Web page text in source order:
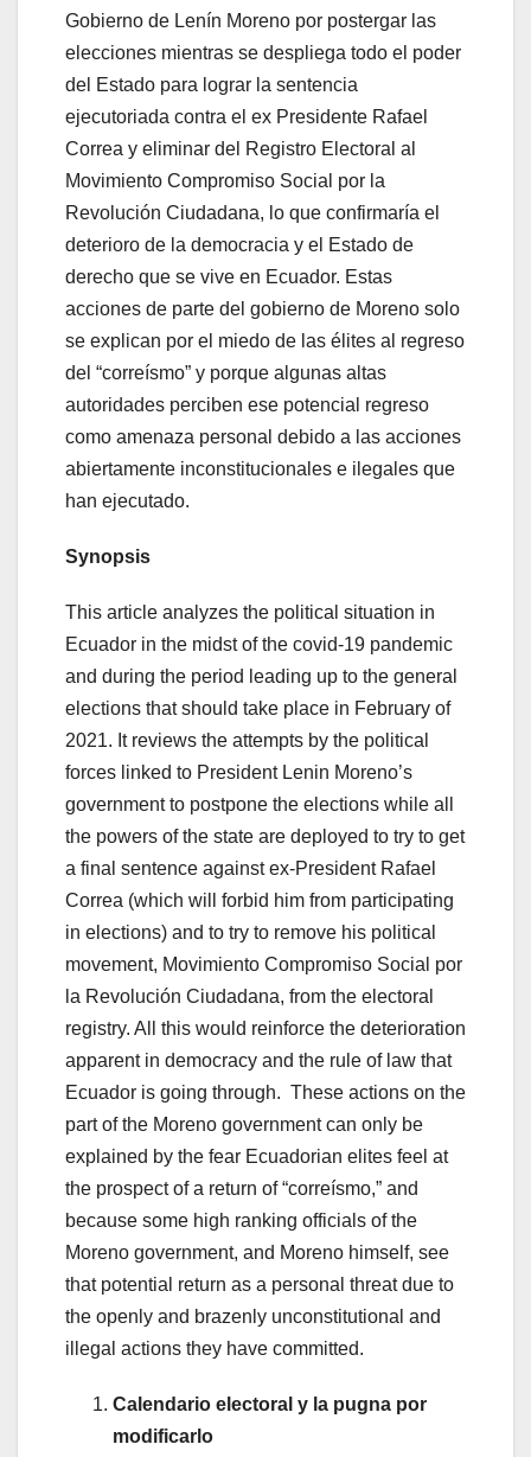
Gobierno de Lenín Moreno por postergar las
elecciones mientras se despliega todo el poder
del Estado para lograr la sentencia
ejecutoriada contra el ex Presidente Rafael
Correa y eliminar del Registro Electoral al
Movimiento Compromiso Social por la
Revolución Ciudadana, lo que confirmaría el
deterioro de la democracia y el Estado de
derecho que se vive en Ecuador. Estas
acciones de parte del gobierno de Moreno solo
se explican por el miedo de las élites al regreso
del “correísmo” y porque algunas altas
autoridades perciben ese potencial regreso
como amenaza personal debido a las acciones
abiertamente inconstitucionales e ilegales que
han ejecutado.
Synopsis
This article analyzes the political situation in
Ecuador in the midst of the covid-19 pandemic
and during the period leading up to the general
elections that should take place in February of
2021. It reviews the attempts by the political
forces linked to President Lenin Moreno’s
government to postpone the elections while all
the powers of the state are deployed to try to get
a final sentence against ex-President Rafael
Correa (which will forbid him from participating
in elections) and to try to remove his political
movement, Movimiento Compromiso Social por
la Revolución Ciudadana, from the electoral
registry. All this would reinforce the deterioration
apparent in democracy and the rule of law that
Ecuador is going through. These actions on the
part of the Moreno government can only be
explained by the fear Ecuadorian elites feel at
the prospect of a return of “correísmo,” and
because some high ranking officials of the
Moreno government, and Moreno himself, see
that potential return as a personal threat due to
the openly and brazenly unconstitutional and
illegal actions they have committed.
Calendario electoral y la pugna por
modificarlo